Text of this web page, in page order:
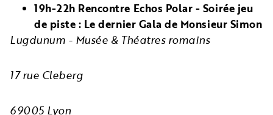
19h-22h Rencontre Echos Polar - Soirée jeu
de piste : Le dernier Gala de Monsieur Simon
Lugdunum - Musée & Théatres romains
17 rue Cleberg
69005 Lyon